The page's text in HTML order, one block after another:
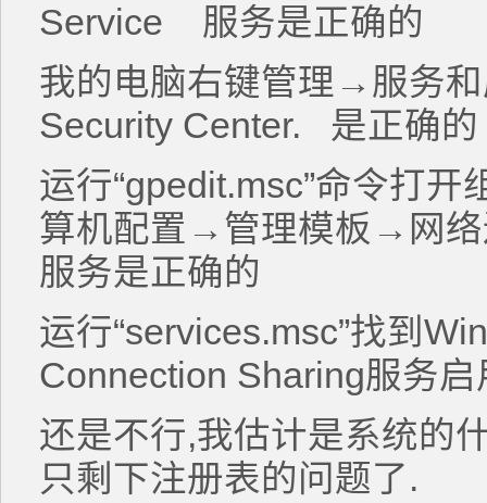
Service 服务是正确的
我的电脑右键管理→服务
Security Center. 是正确的
运行“gpedit.msc”命令打开
算机配置→管理模板→网
服务是正确的
运行“services.msc”找到
Connection Sharing服务
还是不行,我估计是系统的
只剩下注册表的问题了.